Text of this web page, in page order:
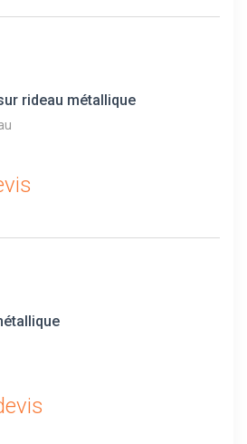
rideau métallique